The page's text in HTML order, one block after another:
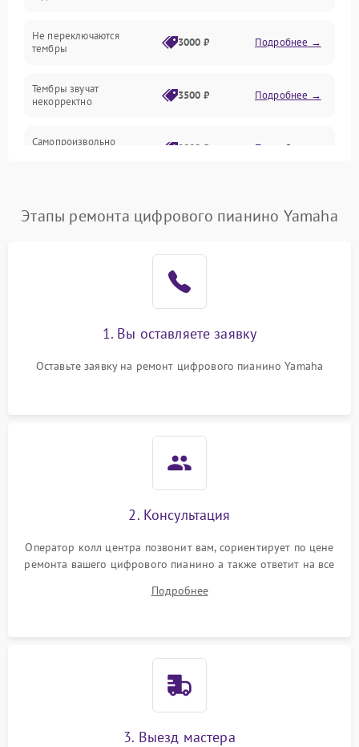
Аудио
Оптика
Не переключаются
тембры
3000 ₽ Подробнее →
Тембры звучат
некорректно
3500 ₽ Подробнее →
Самопроизвольно
2800 ₽ Подробнее →
Этапы ремонта цифрового пианино Yamaha
1. Вы оставляете заявку
Оставьте заявку на ремонт цифрового пианино Yamaha
2. Консультация
Оператор колл центра позвонит вам, сориентирует по цене
ремонта вашего цифрового пианино а также ответит на все
Подробнее
3. Выезд мастера